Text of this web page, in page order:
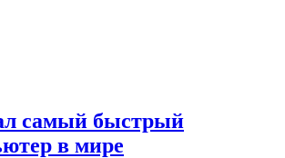
самый быстрый
в мире